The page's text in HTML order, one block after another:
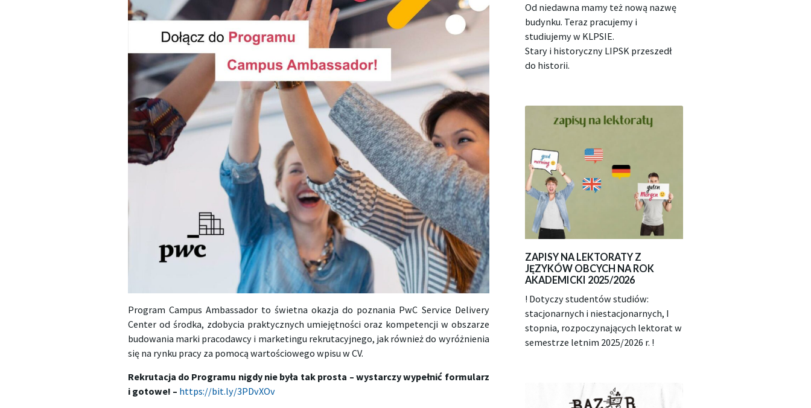
Program Campus Ambassador to świetna okazja do poznania PwC Service Delivery
Center od środka, zdobycia praktycznych umiejętności oraz kompetencji w obszarze
budowania marki pracodawcy i marketingu rekrutacyjnego, jak również do wyróżnienia
się na rynku pracy za pomocą wartościowego wpisu w CV.
Rekrutacja do Programu nigdy nie była tak prosta – wystarczy wypełnić formularz
i gotowe! – https://bit.ly/3PDvXOv
Od niedawna mamy też nową nazwę
budynku. Teraz pracujemy i
studiujemy w KLPSIE.
Stary i historyczny LIPSK przeszedł
do historii.
ZAPISY NA LEKTORATY Z
JĘZYKÓW OBCYCH NA ROK
AKADEMICKI 2025/2026
! Dotyczy studentów studiów:
stacjonarnych i niestacjonarnych, I
stopnia, rozpoczynających lektorat w
semestrze letnim 2025/2026 r. !